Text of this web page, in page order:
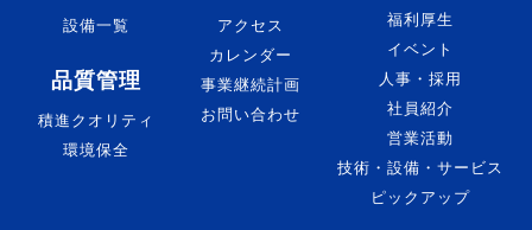
設備一覧
品質管理
積進クオリティ
環境保全
アクセス
カレンダー
事業継続計画
お問い合わせ
福利厚生
イベント
人事・採用
社員紹介
営業活動
技術・設備・サービス
ピックアップ